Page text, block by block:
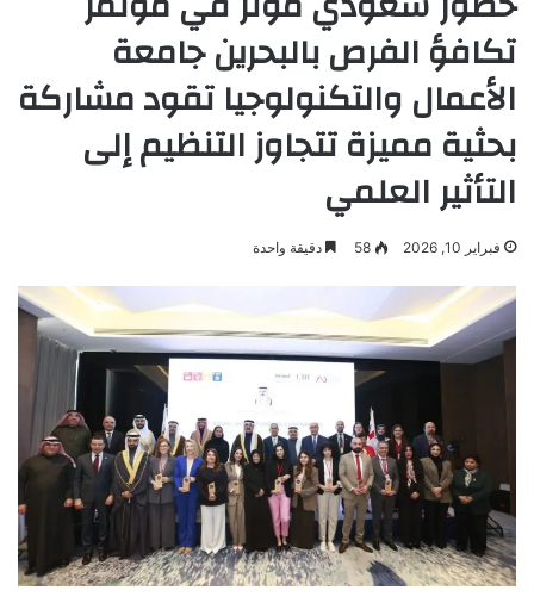
تكافؤ الفرص بالبحرين جامعة
الأعمال والتكنولوجيا تقود مشاركة
بحثية مميزة تتجاوز التنظيم إلى
التأثير العلمي
فبراير 10, 2026 58 دقيقة واحدة